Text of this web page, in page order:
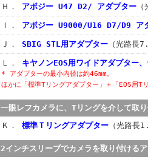
Ｈ． アポジー U47 D2/ アダプター
Ｉ． アポジー U9000/U16 D7/D9 ア
Ｊ． SBIG STL用アダプター （光路長
Ｌ． キヤノンEOS用ワイドアダプター、
* アダプターの最小内径は約46mm。
ほかに「標準Tリングアダプター」＋「EOS用T
一眼レフカメラに、Tリングを介して取
Ｋ． 標準Ｔリングアダプター （光路長
2インチスリーブでカメラを取り付ける